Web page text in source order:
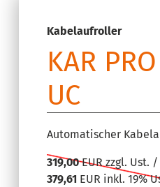
Kabelaufroller
KAR
UC
Automatischer
319,00EUR zzgl. Ust.
379,61 EUR inkl. 19%